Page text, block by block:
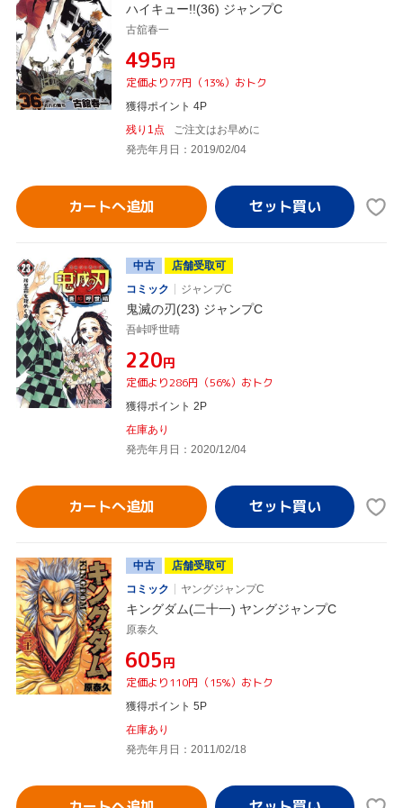
ハイキュー!!(36) ジャンプC
古舘春一
¥495円
定価より77円（13%）おトク
獲得ポイント 4P
残り1点
ご注文はお早めに
発売年月日：2019/02/04
カートへ追加
中古
店舗受取可
コミック
ジャンプC
鬼滅の刃(23) ジャンプC
吾峠呼世晴
¥220円
定価より286円（56%）おトク
獲得ポイント 2P
在庫あり
発売年月日：2020/12/04
カートへ追加
中古
店舗受取可
コミック
ヤングジャンプC
キングダム(二十一) ヤングジャンプC
原泰久
¥605円
定価より110円（15%）おトク
獲得ポイント 5P
在庫あり
発売年月日：2011/02/18